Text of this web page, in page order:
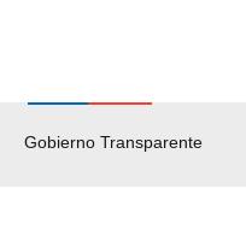
Gobierno Transparente